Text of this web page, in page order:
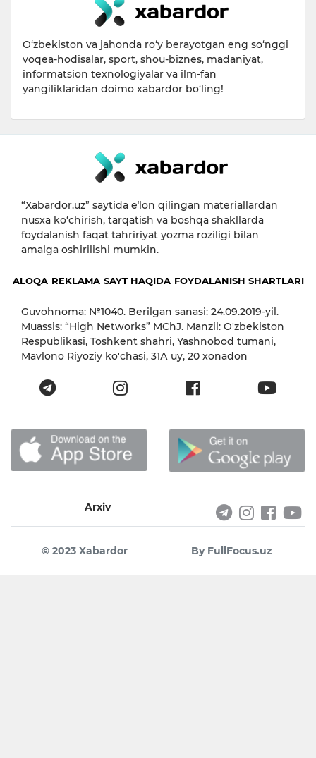
O‘zbekiston va jahonda ro‘y berayotgan eng so‘nggi
voqea-hodisalar, sport, shou-biznes, madaniyat,
informatsion texnologiyalar va ilm-fan
yangiliklaridan doimo xabardor bo‘ling!
“Xabardor.uz” saytida eʼlon qilingan materiallardan
nusxa ko‘chirish, tarqatish va boshqa shakllarda
foydalanish faqat tahririyat yozma roziligi bilan
amalga oshirilishi mumkin.
ALOQA REKLAMA SAYT HAQIDA FOYDALANISH SHARTLARI
Guvohnoma: №1040. Berilgan sanasi: 24.09.2019-yil.
Muassis: “High Networks” MChJ. Manzil: O'zbekiston
Respublikasi, Toshkent shahri, Yashnobod tumani,
Mavlono Riyoziy ko'chasi, 31А uy, 20 xonadon
Arxiv
© 2023 Xabardor By FullFocus.uz